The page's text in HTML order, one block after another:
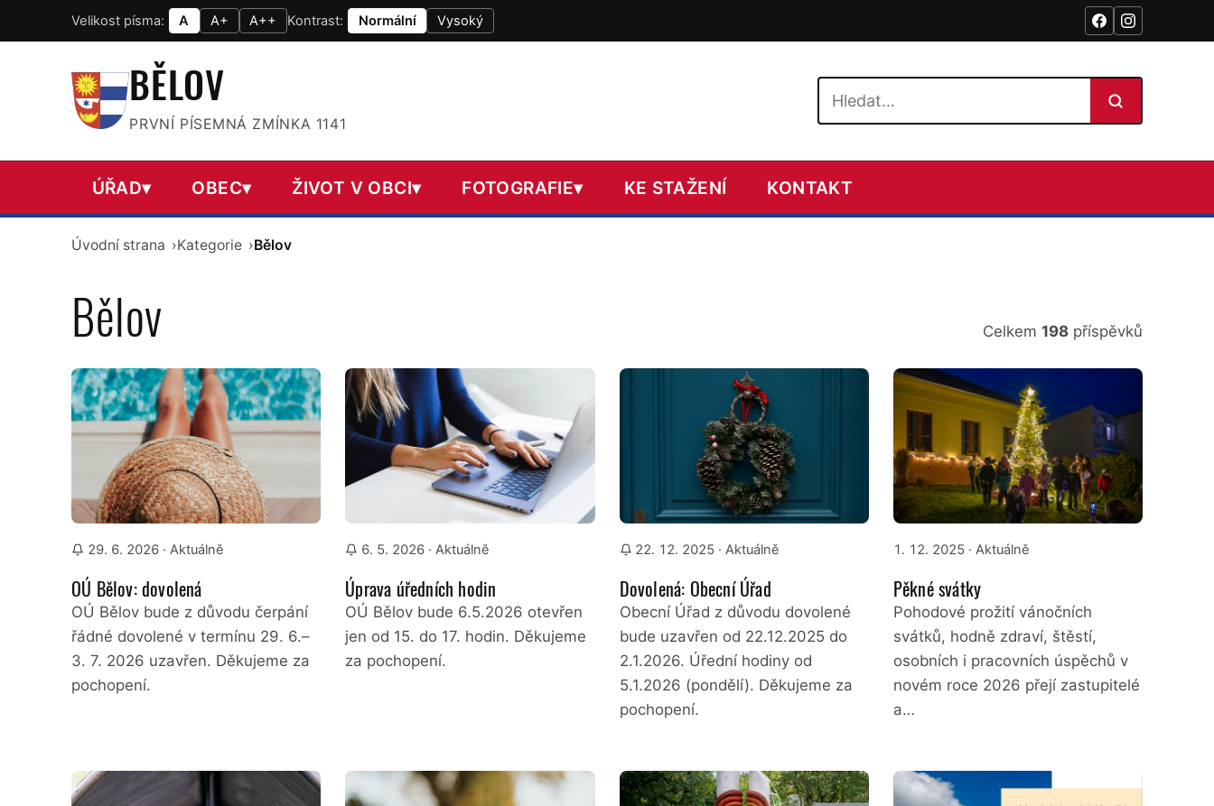
Velikost písma: A A+ A++ Kontrast: Normální Vysoký
BĚLOV
PRVNÍ PÍSEMNÁ ZMÍNKA 1141
ÚŘAD▾ OBEC▾ ŽIVOT V OBCI▾ FOTOGRAFIE▾ KE STAŽENÍ KONTAKT
Úvodní strana Kategorie Bělov
Bělov Celkem 198 příspěvků
29. 6. 2026· Aktuálně
OÚ Bělov: dovolená
OÚ Bělov bude z důvodu čerpání
řádné dovolené v termínu 29. 6.–
3. 7. 2026 uzavřen. Děkujeme za
pochopení.
6. 5. 2026· Aktuálně
Úprava úředních hodin
OÚ Bělov bude 6.5.2026 otevřen
jen od 15. do 17. hodin. Děkujeme
za pochopení.
22. 12. 2025 · Aktuálně
Dovolená: Obecní Úřad
Obecní Úřad z důvodu dovolené
bude uzavřen od 22.12.2025 do
2.1.2026. Úřední hodiny od
5.1.2026 (pondělí). Děkujeme za
pochopení.
1. 12. 2025· Aktuálně
Pěkné svátky
Pohodové prožití vánočních
svátků, hodně zdraví, štěstí,
osobních i pracovních úspěchů v
novém roce 2026 přejí zastupitelé
a…